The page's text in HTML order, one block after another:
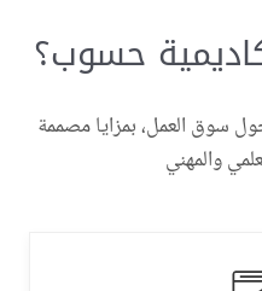
حسوب؟
سوق العمل، بمزايا مصممة
والمهني